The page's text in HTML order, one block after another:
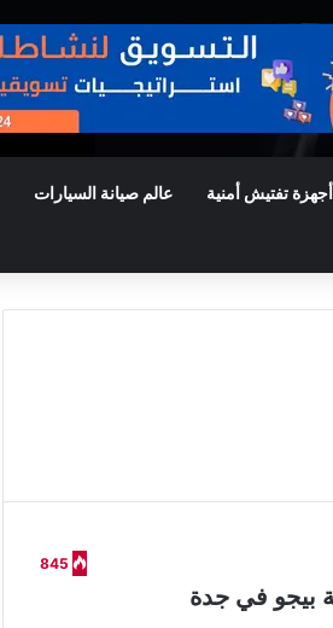
أجهزة تفتيش أمنية عالم صيانة السيارات
845
بيجو في جدة